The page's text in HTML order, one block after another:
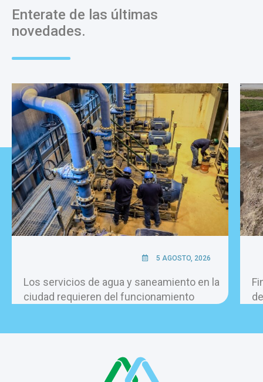
Enterate de las últimas
novedades.
5 AGOSTO, 2026
Los servicios de agua y saneamiento en la
ciudad requieren del funcionamiento